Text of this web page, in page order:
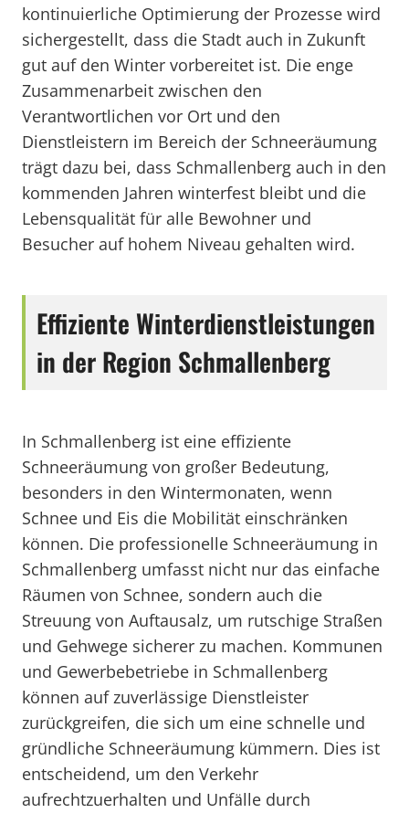
kontinuierliche Optimierung der Prozesse wird
sichergestellt, dass die Stadt auch in Zukunft
gut auf den Winter vorbereitet ist. Die enge
Zusammenarbeit zwischen den
Verantwortlichen vor Ort und den
Dienstleistern im Bereich der Schneeräumung
trägt dazu bei, dass Schmallenberg auch in den
kommenden Jahren winterfest bleibt und die
Lebensqualität für alle Bewohner und
Besucher auf hohem Niveau gehalten wird.
Effiziente Winterdienstleistungen
in der Region Schmallenberg
In Schmallenberg ist eine effiziente
Schneeräumung von großer Bedeutung,
besonders in den Wintermonaten, wenn
Schnee und Eis die Mobilität einschränken
können. Die professionelle Schneeräumung in
Schmallenberg umfasst nicht nur das einfache
Räumen von Schnee, sondern auch die
Streuung von Auftausalz, um rutschige Straßen
und Gehwege sicherer zu machen. Kommunen
und Gewerbebetriebe in Schmallenberg
können auf zuverlässige Dienstleister
zurückgreifen, die sich um eine schnelle und
gründliche Schneeräumung kümmern. Dies ist
entscheidend, um den Verkehr
aufrechtzuerhalten und Unfälle durch